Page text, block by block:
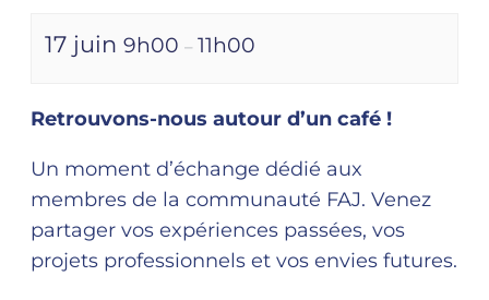
17 juin 9h00 – 11h00
Retrouvons-nous autour d’un café !
Un moment d’échange dédié aux
membres de la communauté FAJ. Venez
partager vos expériences passées, vos
projets professionnels et vos envies futures.